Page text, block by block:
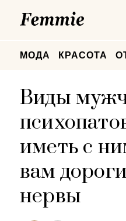
МОДА КРАСОТА
Виды
иметь с
вам
нервы